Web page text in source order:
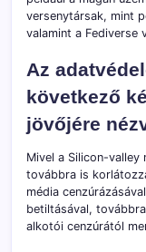
versenytársak, mint
valamint a Fediverse
Az
következő
jövőjére
Mivel a Silicon-
továbbra is
média
betiltásával,
alkotói cenzúrától